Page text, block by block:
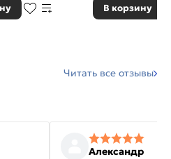
В корзину
Читать все отзывы
Александр